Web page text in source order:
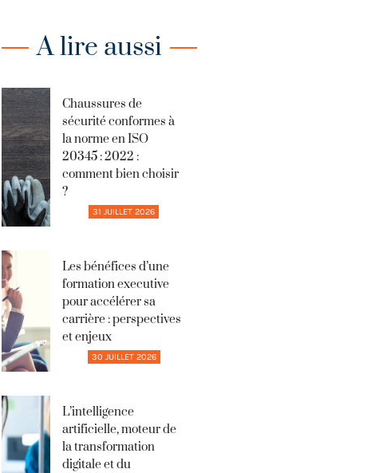
A lire aussi
Chaussures de
sécurité conformes à
la norme en ISO
20345 : 2022 :
comment bien choisir
?
31 JUILLET 2026
Les bénéfices d’une
formation executive
pour accélérer sa
carrière : perspectives
et enjeux
30 JUILLET 2026
L’intelligence
artificielle, moteur de
la transformation
digitale et du